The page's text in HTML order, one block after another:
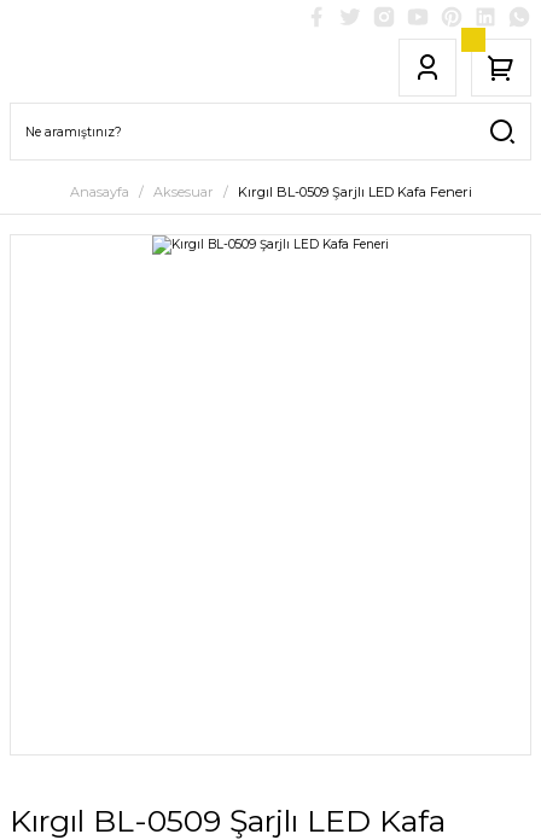
Anasayfa Aksesuar Kırgıl BL-0509 Şarjlı LED Kafa Feneri
Kırgıl BL-0509 Şarjlı LED Kafa